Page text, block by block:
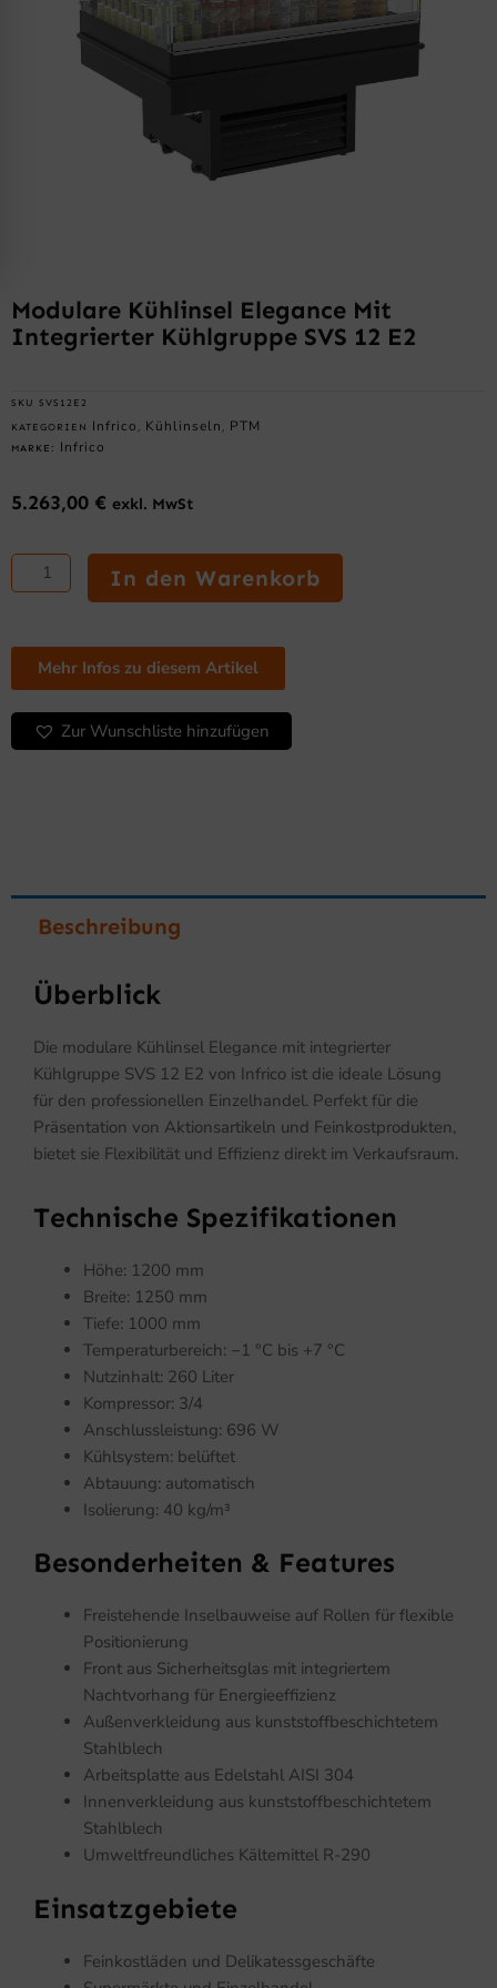
Modulare Kühlinsel Elegance Mit
Integrierter Kühlgruppe SVS 12 E2
SKU SVS12E2
KATEGORIEN Infrico , Kühlinseln , PTM
MARKE: Infrico
5.263,00 € exkl. MwSt
Modulare
Kühlinsel
Elegance
integrierter
Kühlgruppe
SVS
12
In den Warenkorb
Mehr Infos zu diesem Artikel
Zur Wunschliste hinzufügen
Beschreibung
Überblick
Die modulare Kühlinsel Elegance mit integrierter
Kühlgruppe SVS 12 E2 von Infrico ist die ideale Lösung
für den professionellen Einzelhandel. Perfekt für die
Präsentation von Aktionsartikeln und Feinkostprodukten,
bietet sie Flexibilität und Effizienz direkt im Verkaufsraum.
Technische Spezifikationen
Höhe: 1200 mm
Breite: 1250 mm
Tiefe: 1000 mm
Temperaturbereich: −1 °C bis +7 °C
Nutzinhalt: 260 Liter
Kompressor: 3/4
Anschlussleistung: 696 W
Kühlsystem: belüftet
Abtauung: automatisch
Isolierung: 40 kg/m³
Besonderheiten & Features
Freistehende Inselbauweise auf Rollen für flexible
Positionierung
Front aus Sicherheitsglas mit integriertem
Nachtvorhang für Energieeffizienz
Außenverkleidung aus kunststoffbeschichtetem
Stahlblech
Arbeitsplatte aus Edelstahl AISI 304
Innenverkleidung aus kunststoffbeschichtetem
Stahlblech
Umweltfreundliches Kältemittel R-290
Einsatzgebiete
Feinkostläden und Delikatessgeschäfte